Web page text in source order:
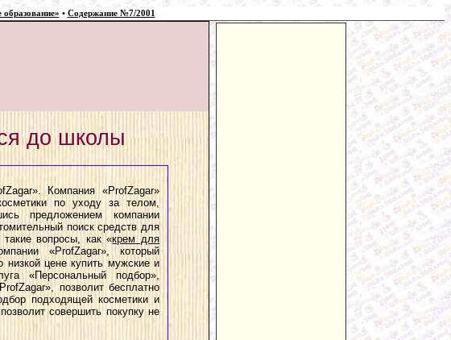
• Содержание №7/2001
до школы
Компания «ProfZagar»
по уходу за телом,
предложением компании
поиск средств для
вопросы, как «крем для
«ProfZagar», который
низкой цене купить мужские и
«Персональный подбор»,
позволит бесплатно
подходящей косметики и
совершить покупку не